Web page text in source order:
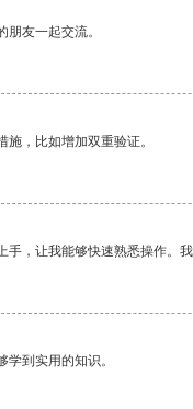
友一起交流。
，比如增加双重验证。
，让我能够快速熟悉操作。
到实用的知识。